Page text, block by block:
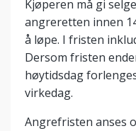
Kjøperen må gi
angreretten innen
å løpe. I fristen
Dersom fristen
høytidsdag
virkedag.
Angrefristen anses